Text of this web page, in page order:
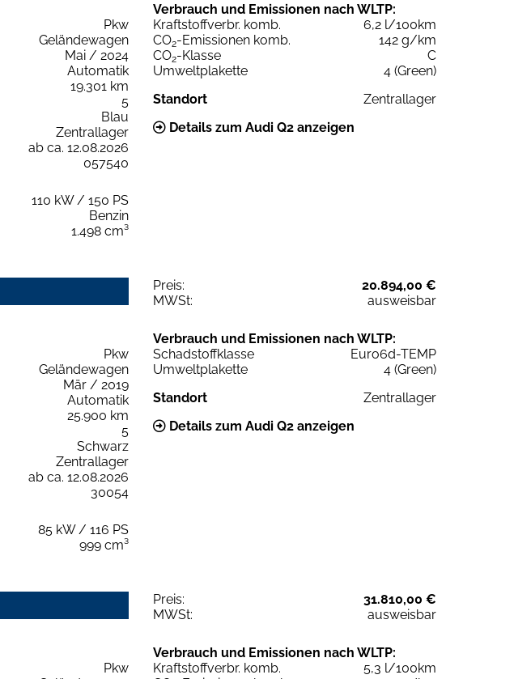
Pkw
Geländewagen
Mai / 2024
Automatik
19.301 km
5
Blau
Zentrallager
ab ca. 12.08.2026
057540
110 kW / 150 PS
Benzin
1.498 cm³
Verbrauch und Emissionen nach WLTP:
Kraftstoffverbr. komb.
6,2 l/100km
CO2-Emissionen komb.
142 g/km
CO2-Klasse
C
Umweltplakette
4 (Green)
Standort
Zentrallager
Details zum Audi Q2 anzeigen
Preis:
20.894,00 €
MWSt:
ausweisbar
Pkw
Geländewagen
Mär / 2019
Automatik
25.900 km
5
Schwarz
Zentrallager
ab ca. 12.08.2026
30054
85 kW / 116 PS
999 cm³
Verbrauch und Emissionen nach WLTP:
Schadstoffklasse
Euro6d-TEMP
Umweltplakette
4 (Green)
Standort
Zentrallager
Details zum Audi Q2 anzeigen
Preis:
31.810,00 €
MWSt:
ausweisbar
Pkw
Verbrauch und Emissionen nach WLTP:
Kraftstoffverbr. komb.
5,3 l/100km